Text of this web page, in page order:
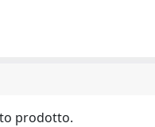
prodotto.